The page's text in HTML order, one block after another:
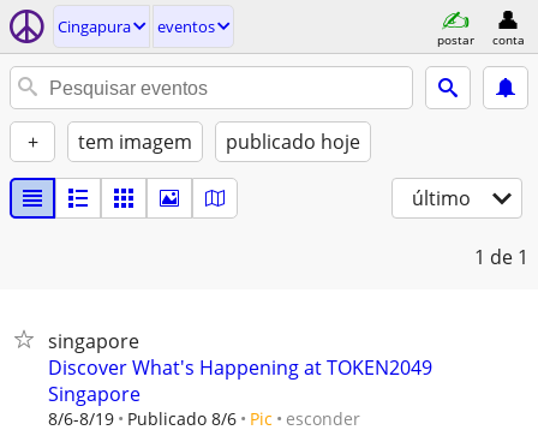
Cingapura eventos
postar conta
+ tem imagem publicado hoje
último
1 de 1
singapore
Discover What's Happening at TOKEN2049
Singapore
8/6-8/19 Publicado 8/6 Pic esconder